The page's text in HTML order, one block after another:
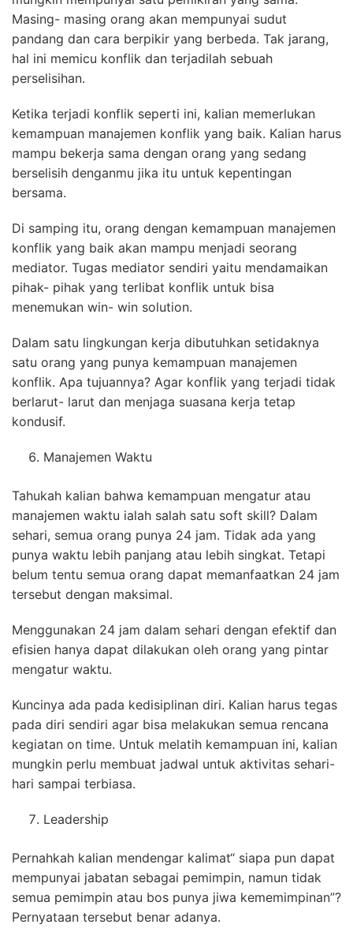
Masing- masing orang akan mempunyai sudut
pandang dan cara berpikir yang berbeda. Tak jarang,
hal ini memicu konflik dan terjadilah sebuah
perselisihan.
Ketika terjadi konflik seperti ini, kalian memerlukan
kemampuan manajemen konflik yang baik. Kalian harus
mampu bekerja sama dengan orang yang sedang
berselisih denganmu jika itu untuk kepentingan
bersama.
Di samping itu, orang dengan kemampuan manajemen
konflik yang baik akan mampu menjadi seorang
mediator. Tugas mediator sendiri yaitu mendamaikan
pihak- pihak yang terlibat konflik untuk bisa
menemukan win- win solution.
Dalam satu lingkungan kerja dibutuhkan setidaknya
satu orang yang punya kemampuan manajemen
konflik. Apa tujuannya? Agar konflik yang terjadi tidak
berlarut- larut dan menjaga suasana kerja tetap
kondusif.
Manajemen Waktu
Tahukah kalian bahwa kemampuan mengatur atau
manajemen waktu ialah salah satu soft skill? Dalam
sehari, semua orang punya 24 jam. Tidak ada yang
punya waktu lebih panjang atau lebih singkat. Tetapi
belum tentu semua orang dapat memanfaatkan 24 jam
tersebut dengan maksimal.
Menggunakan 24 jam dalam sehari dengan efektif dan
efisien hanya dapat dilakukan oleh orang yang pintar
mengatur waktu.
Kuncinya ada pada kedisiplinan diri. Kalian harus tegas
pada diri sendiri agar bisa melakukan semua rencana
kegiatan on time. Untuk melatih kemampuan ini, kalian
mungkin perlu membuat jadwal untuk aktivitas sehari-
hari sampai terbiasa.
Leadership
Pernahkah kalian mendengar kalimat“ siapa pun dapat
mempunyai jabatan sebagai pemimpin, namun tidak
semua pemimpin atau bos punya jiwa kememimpinan”?
Pernyataan tersebut benar adanya.